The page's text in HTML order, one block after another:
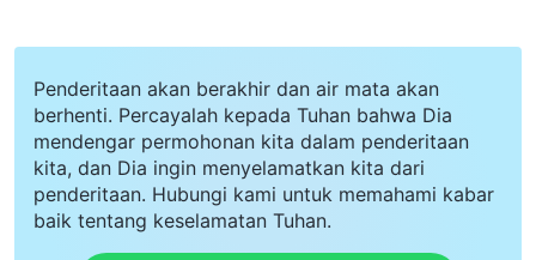
Penderitaan akan berakhir dan air mata akan
berhenti. Percayalah kepada Tuhan bahwa Dia
mendengar permohonan kita dalam penderitaan
kita, dan Dia ingin menyelamatkan kita dari
penderitaan. Hubungi kami untuk memahami kabar
baik tentang keselamatan Tuhan.